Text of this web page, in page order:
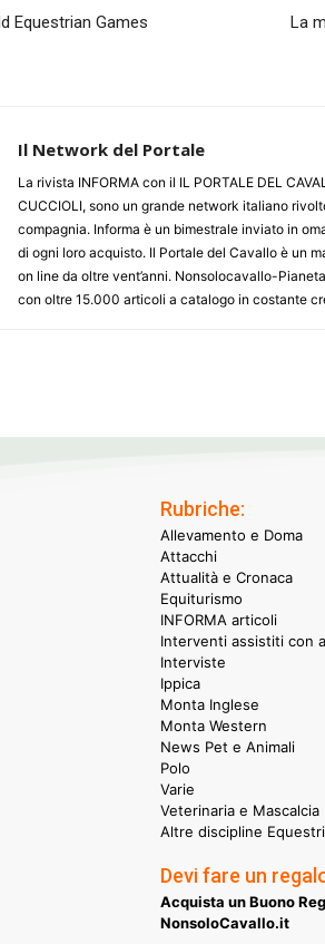
Equestrian Games
La
Il Network del Portale
La rivista INFORMA con il IL PORTALE DEL
CUCCIOLI, sono un grande network italiano
compagnia. Informa è un bimestrale inviato in
di ogni loro acquisto. Il Portale del Cavallo è un
on line da oltre vent’anni. Nonsolocavallo-
con oltre 15.000 articoli a catalogo in costante
Rubriche:
Allevamento e Doma
Attacchi
Attualità e Cronaca
Equiturismo
INFORMA articoli
Interventi assistiti con
Interviste
Ippica
Monta Inglese
Monta Western
News Pet e Animali
Polo
Varie
Veterinaria e Mascalcia
Altre discipline Equestri
Devi fare un
Acquista un Buono
NonsoloCavallo.it